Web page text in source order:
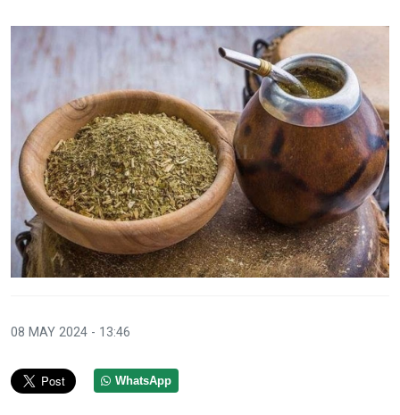
08 MAY 2024 - 13:46
WhatsApp